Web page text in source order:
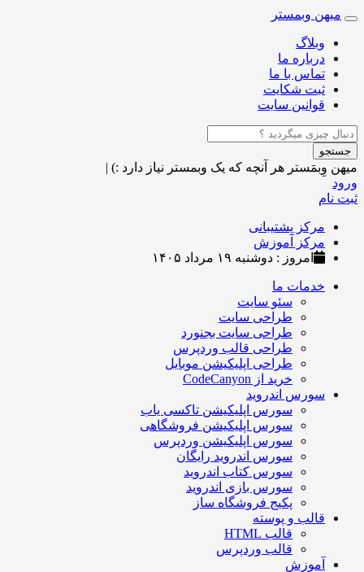
Toggle
navigation
میهن وبمستر
وبلاگ
درباره ما
تماس با ما
ثبت شکایت
قوانین سایت
جستجو
میهن وِبمَستر هر آنچه که یک وبمستر نیاز دارد :) |
ورود
ثبت نام
مرکز پشتیبانی
مرکز آموزش
امروز : دوشنبه ۱۹ مرداد ۱۴۰۵
خدمات ما
سئو سایت
طراحی سایت
طراحی سایت بجنورد
طراحی قالب وردپرس
طراحی اپلیکیشن موبایل
خرید از CodeCanyon
سورس اندروید
سورس اپلیکیشن تاکسی یاب
سورس اپلیکیشن فروشگاهی
سورس اپلیکیشن وردپرس
سورس اندروید رایگان
سورس کتاب اندروید
سورس بازی اندروید
پکیج فروشگاه ساز
قالب و پوسته
قالب HTML
قالب وردپرس
آموزش